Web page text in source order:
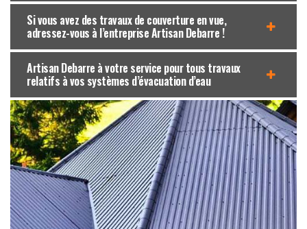
Si vous avez des travaux de couverture en vue,
adressez-vous à l’entreprise Artisan Debarre !
Artisan Debarre à votre service pour tous travaux
relatifs à vos systèmes d’évacuation d’eau